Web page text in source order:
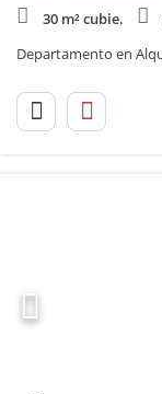
30 m² cubie.
Departamento en